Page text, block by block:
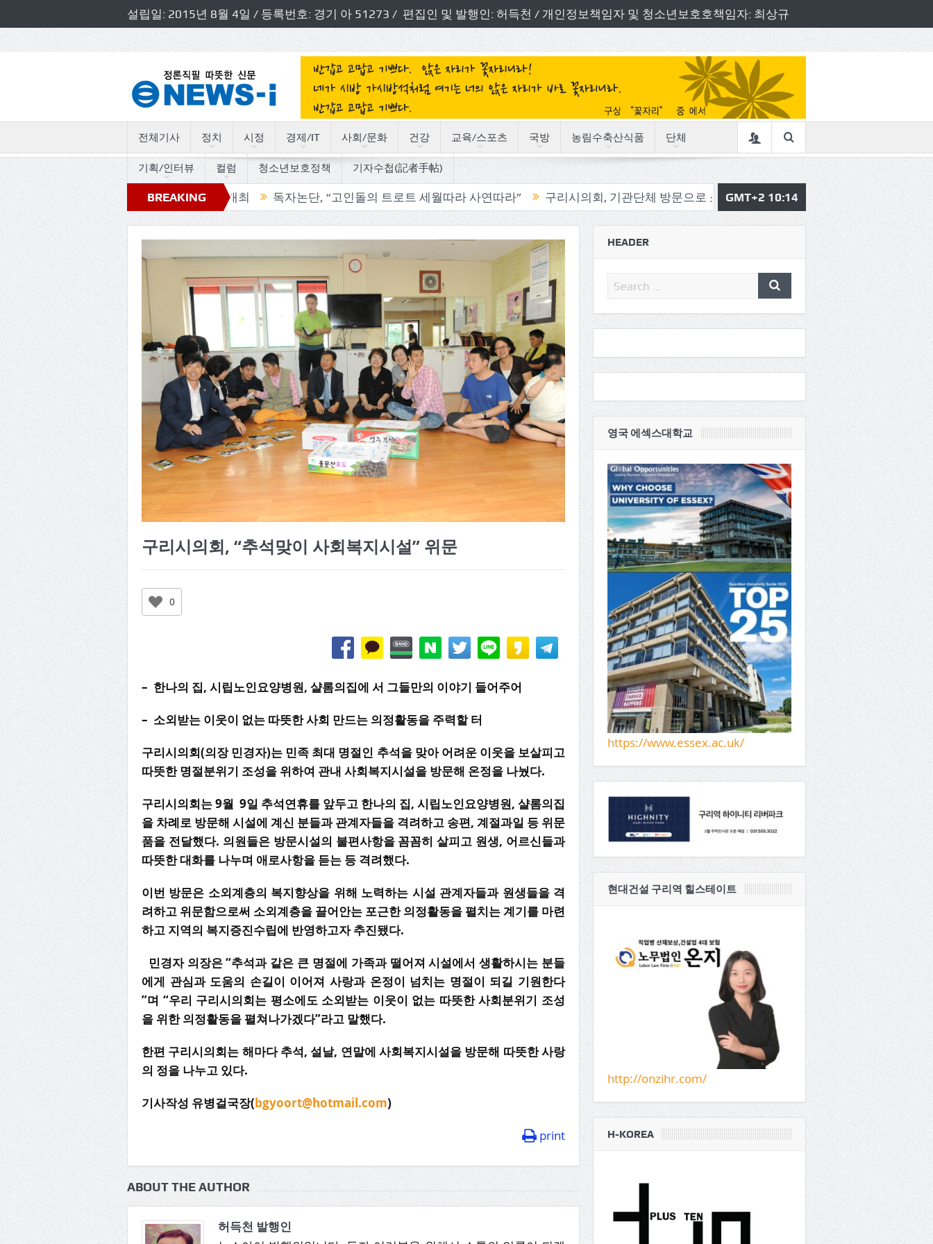
설립일: 2015년 8월 4일 / 등록번호: 경기 아 51273 / 편집인 및 발행인: 허득천 / 개인정보책임자 및 청소년보호호책임자: 최상규
전체기사 정치 시정 경제/IT 사회/문화 건강 교육/스포츠 국방 농림수축산식품 단체
기획/인터뷰 컬럼 청소년보호정책 기자수첩(記者手帖)
BREAKING
NEWS
도의원 초청 소방정책간담회 개최 독자논단, “고인돌의 트로트 세월따라 사연따라” 구리시의회, 기관단체 방문으로 소통의정 시작 삼육중 4-H 환경동아리, 구리시청서
GMT+2 10:14
구리시의회, “추석맞이 사회복지시설” 위문
0
– 한나의 집, 시립노인요양병원, 샬롬의집에 서 그들만의 이야기 들어주어
– 소외받는 이웃이 없는 따뜻한 사회 만드는 의정활동을 주력할 터
구리시의회(의장 민경자)는 민족 최대 명절인 추석을 맞아 어려운 이웃을 보살피고
따뜻한 명절분위기 조성을 위하여 관내 사회복지시설을 방문해 온정을 나눴다.
구리시의회는 9월 9일 추석연휴를 앞두고 한나의 집, 시립노인요양병원, 샬롬의집
을 차례로 방문해 시설에 계신 분들과 관계자들을 격려하고 송편, 계절과일 등 위문
품을 전달했다. 의원들은 방문시설의 불편사항을 꼼꼼히 살피고 원생, 어르신들과
따뜻한 대화를 나누며 애로사항을 듣는 등 격려했다.
이번 방문은 소외계층의 복지향상을 위해 노력하는 시설 관계자들과 원생들을 격
려하고 위문함으로써 소외계층을 끌어안는 포근한 의정활동을 펼치는 계기를 마련
하고 지역의 복지증진수립에 반영하고자 추진됐다.
민경자 의장은 “추석과 같은 큰 명절에 가족과 떨어져 시설에서 생활하시는 분들
에게 관심과 도움의 손길이 이어져 사랑과 온정이 넘치는 명절이 되길 기원한다
”며 “우리 구리시의회는 평소에도 소외받는 이웃이 없는 따뜻한 사회분위기 조성
을 위한 의정활동을 펼쳐나가겠다”라고 말했다.
한편 구리시의회는 해마다 추석, 설날, 연말에 사회복지시설을 방문해 따뜻한 사랑
의 정을 나누고 있다.
기사작성 유병걸국장(bgyoort@hotmail.com)
print
ABOUT THE AUTHOR
허득천 발행인
HEADER
영국 에섹스대학교
https://www.essex.ac.uk/
현대건설 구리역 힐스테이트
http://onzihr.com/
H-KOREA